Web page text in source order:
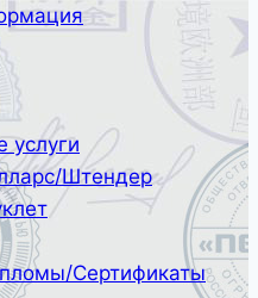
услуги
Штендер
Сертификаты